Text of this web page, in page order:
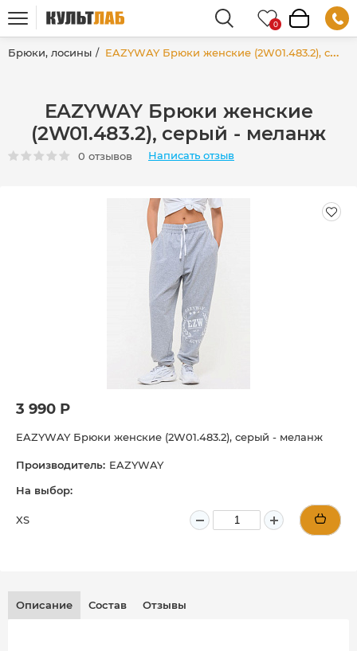
Брюки, лосины EAZYWAY Брюки женские (2W01.483.2), серый - меланж
EAZYWAY Брюки женские
(2W01.483.2), серый - меланж
0 отзывов Написать отзыв
3 990 Р
EAZYWAY Брюки женские (2W01.483.2), серый - меланж
Производитель: EAZYWAY
На выбор:
XS
Описание Состав Отзывы